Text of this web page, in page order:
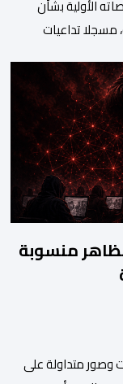
الأولية بشأن
مسجلا تداعيات
والحقوق
اعتمد في تتبعه
إلى شهادات عدد […]
للتظاهر منسوبة
وصور متداولة على